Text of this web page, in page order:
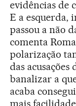
evidências de
E a esquerda,
passou a não
comenta
polarização
das
banalizar a
acaba
mais